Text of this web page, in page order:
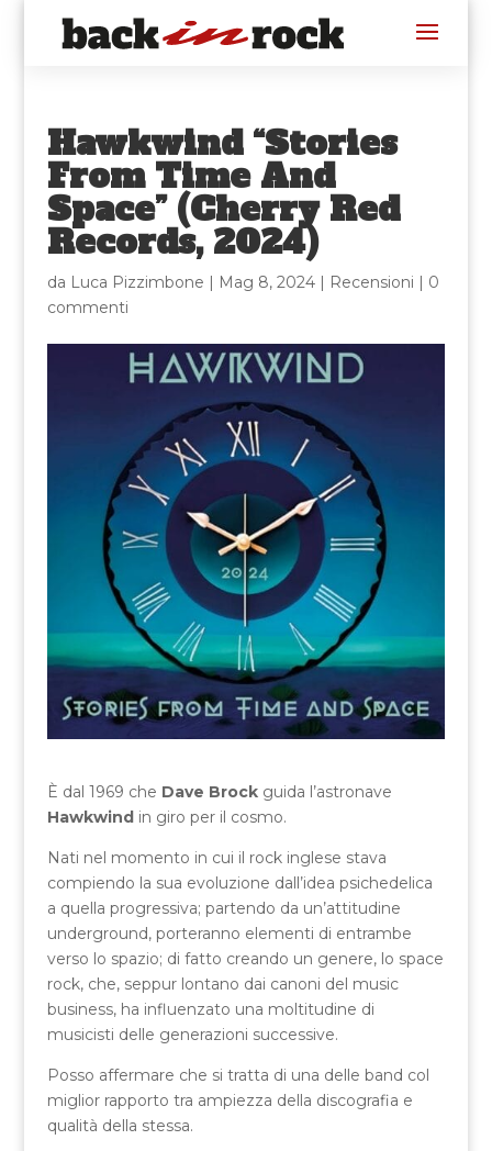
Hawkwind “Stories
From Time And
Space” (Cherry Red
Records, 2024)
da Luca Pizzimbone | Mag 8, 2024| Recensioni | 0
commenti
È dal 1969 che Dave Brockguida l’astronave
Hawkwindin giro per il cosmo.
Nati nel momento in cui il rock inglese stava
compiendo la sua evoluzione dall’idea psichedelica
a quella progressiva; partendo da un’attitudine
underground, porteranno elementi di entrambe
verso lo spazio; di fatto creando un genere, lo space
rock, che, seppur lontano dai canoni del music
business, ha influenzato una moltitudine di
musicisti delle generazioni successive.
Posso affermare che si tratta di una delle band col
miglior rapporto tra ampiezza della discografia e
qualità della stessa.